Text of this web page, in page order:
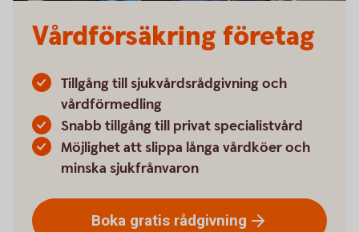
Vårdförsäkring företag
Tillgång till sjukvårdsrådgivning och
vårdförmedling
Snabb tillgång till privat specialistvård
Möjlighet att slippa långa vårdköer och
minska sjukfrånvaron
Boka gratis rådgivning